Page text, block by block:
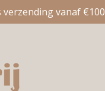
verzending vanaf €100